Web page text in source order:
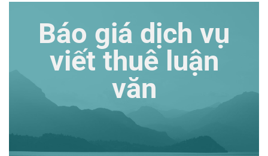
Báo giá dịch vụ
viết thuê luận
văn